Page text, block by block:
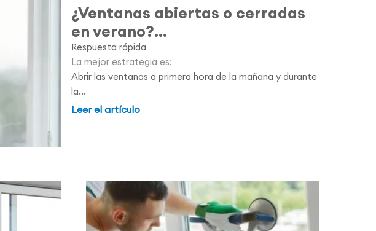
¿Ventanas abiertas o cerradas
en verano?...
Respuesta rápida
La mejor estrategia es:
Abrir las ventanas a primera hora de la mañana y durante
la...
Leer el artículo